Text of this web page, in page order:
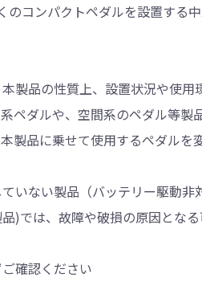
コンパクトペダルを設置する中
製品の性質上、設置状況や使
ペダルや、空間系のペダル等
製品に乗せて使用するペダルを
いない製品（バッテリー駆動
)では、故障や破損の原因とな
確認ください